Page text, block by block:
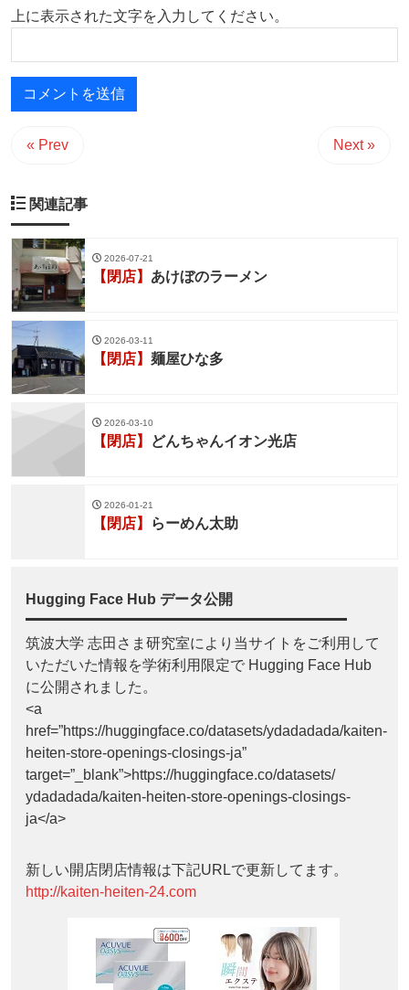
上に表示された文字を入力してください。
« Prev Next »
関連記事
2026-07-21
【閉店】 あけぼのラーメン
2026-03-11
【閉店】 麺屋ひな多
2026-03-10
【閉店】 どんちゃんイオン光店
2026-01-21
【閉店】 らーめん太助
Hugging Face Hub データ公開
筑波大学 志田さま研究室により当サイトをご利用して
いただいた情報を学術利用限定で Hugging Face Hub
に公開されました。
<a
href=”https://huggingface.co/datasets/ydadadada/kaiten-
heiten-store-openings-closings-ja”
target=”_blank”>https://huggingface.co/datasets/
ydadadada/kaiten-heiten-store-openings-closings-
ja</a>
新しい開店閉店情報は下記URLで更新してます。
http://kaiten-heiten-24.com